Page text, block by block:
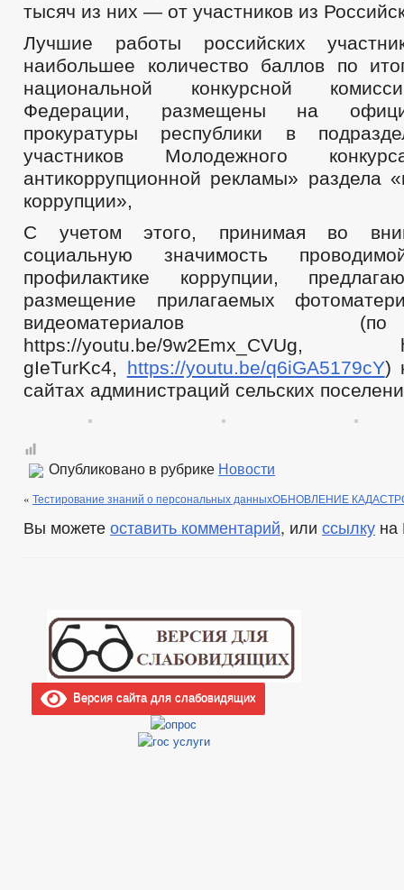
тысяч из них — от участников из
Лучшие работы российских
наибольшее количество баллов по
национальной конкурсной
Федерации, размещены на
прокуратуры республики в
участников Молодежного
антикоррупционной рекламы» раздела
коррупции»,
С учетом этого, принимая во
социальную значимость
профилактике коррупции,
размещение прилагаемых
видеоматериалов (по
https://youtu.be/9w2Emx_CVUg,
gIeTurKc4, https://youtu.be/q6iGA5179cY)
сайтах администраций сельских
Опубликовано в рубрике Новости
« Тестирование знаний о персональных данныхОБНОВЛЕНИЕ
Вы можете оставить комментарий, или ссылку на
Версия сайта для слабовидящих